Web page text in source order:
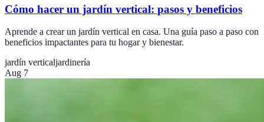
Cómo hacer un jardín vertical: pasos y beneficios
Aprende a crear un jardín vertical en casa. Una guía paso a paso con
beneficios impactantes para tu hogar y bienestar.
jardín verticaljardinería
Aug 7